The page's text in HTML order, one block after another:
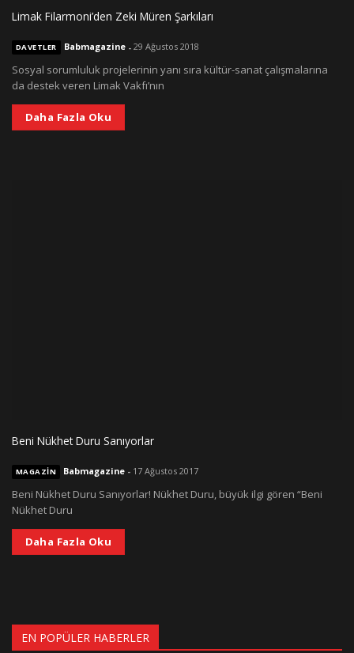
Limak Filarmoni’den Zeki Müren Şarkıları
DAVETLER Babmagazine- 29 Ağustos 2018
Sosyal sorumluluk projelerinin yanı sıra kültür-sanat çalışmalarına
da destek veren Limak Vakfı’nın
Daha Fazla Oku
Beni Nükhet Duru Sanıyorlar
MAGAZIN Babmagazine - 17 Ağustos 2017
Beni Nükhet Duru Sanıyorlar! Nükhet Duru, büyük ilgi gören “Beni
Nükhet Duru
Daha Fazla Oku
EN POPÜLER HABERLER